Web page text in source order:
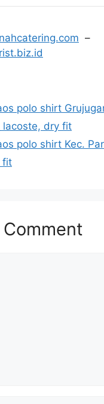
–
polo shirt
lacoste, dry fit
polo shirt Kec.
fit
Comment